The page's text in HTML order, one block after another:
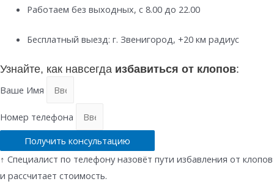
Работаем без выходных, с 8.00 до 22.00
Бесплатный выезд: г. Звенигород, +20 км радиус
Узнайте, как навсегда избавиться от клопов:
Ваше Имя
Номер телефона
Получить консультацию
↑ Специалист по телефону назовёт пути избавления от клопов
и рассчитает стоимость.